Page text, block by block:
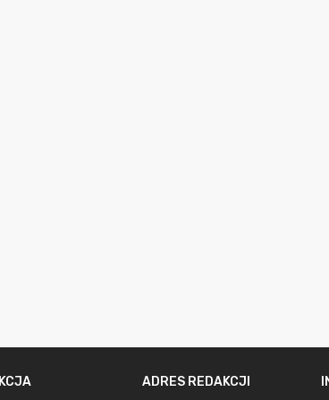
ADRES REDAKCJI